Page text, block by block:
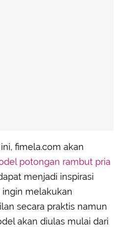
fimela.com akan
potongan rambut pria
menjadi inspirasi
ingin melakukan
secara praktis namun
akan diulas mulai dari